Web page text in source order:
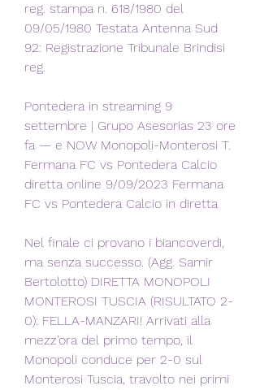
reg. stampa n. 618/1980 del
09/05/1980 Testata Antenna Sud
92: Registrazione Tribunale Brindisi
reg.
Pontedera in streaming 9
settembre | Grupo Asesorias 23 ore
fa — e NOW Monopoli-Monterosi T.
Fermana FC vs Pontedera Calcio
diretta online 9/09/2023 Fermana
FC vs Pontedera Calcio in diretta
Nel finale ci provano i biancoverdi,
ma senza successo. (Agg. Samir
Bertolotto) DIRETTA MONOPOLI
MONTEROSI TUSCIA (RISULTATO 2-
0): FELLA-MANZARI! Arrivati alla
mezz’ora del primo tempo, il
Monopoli conduce per 2-0 sul
Monterosi Tuscia, travolto nei primi